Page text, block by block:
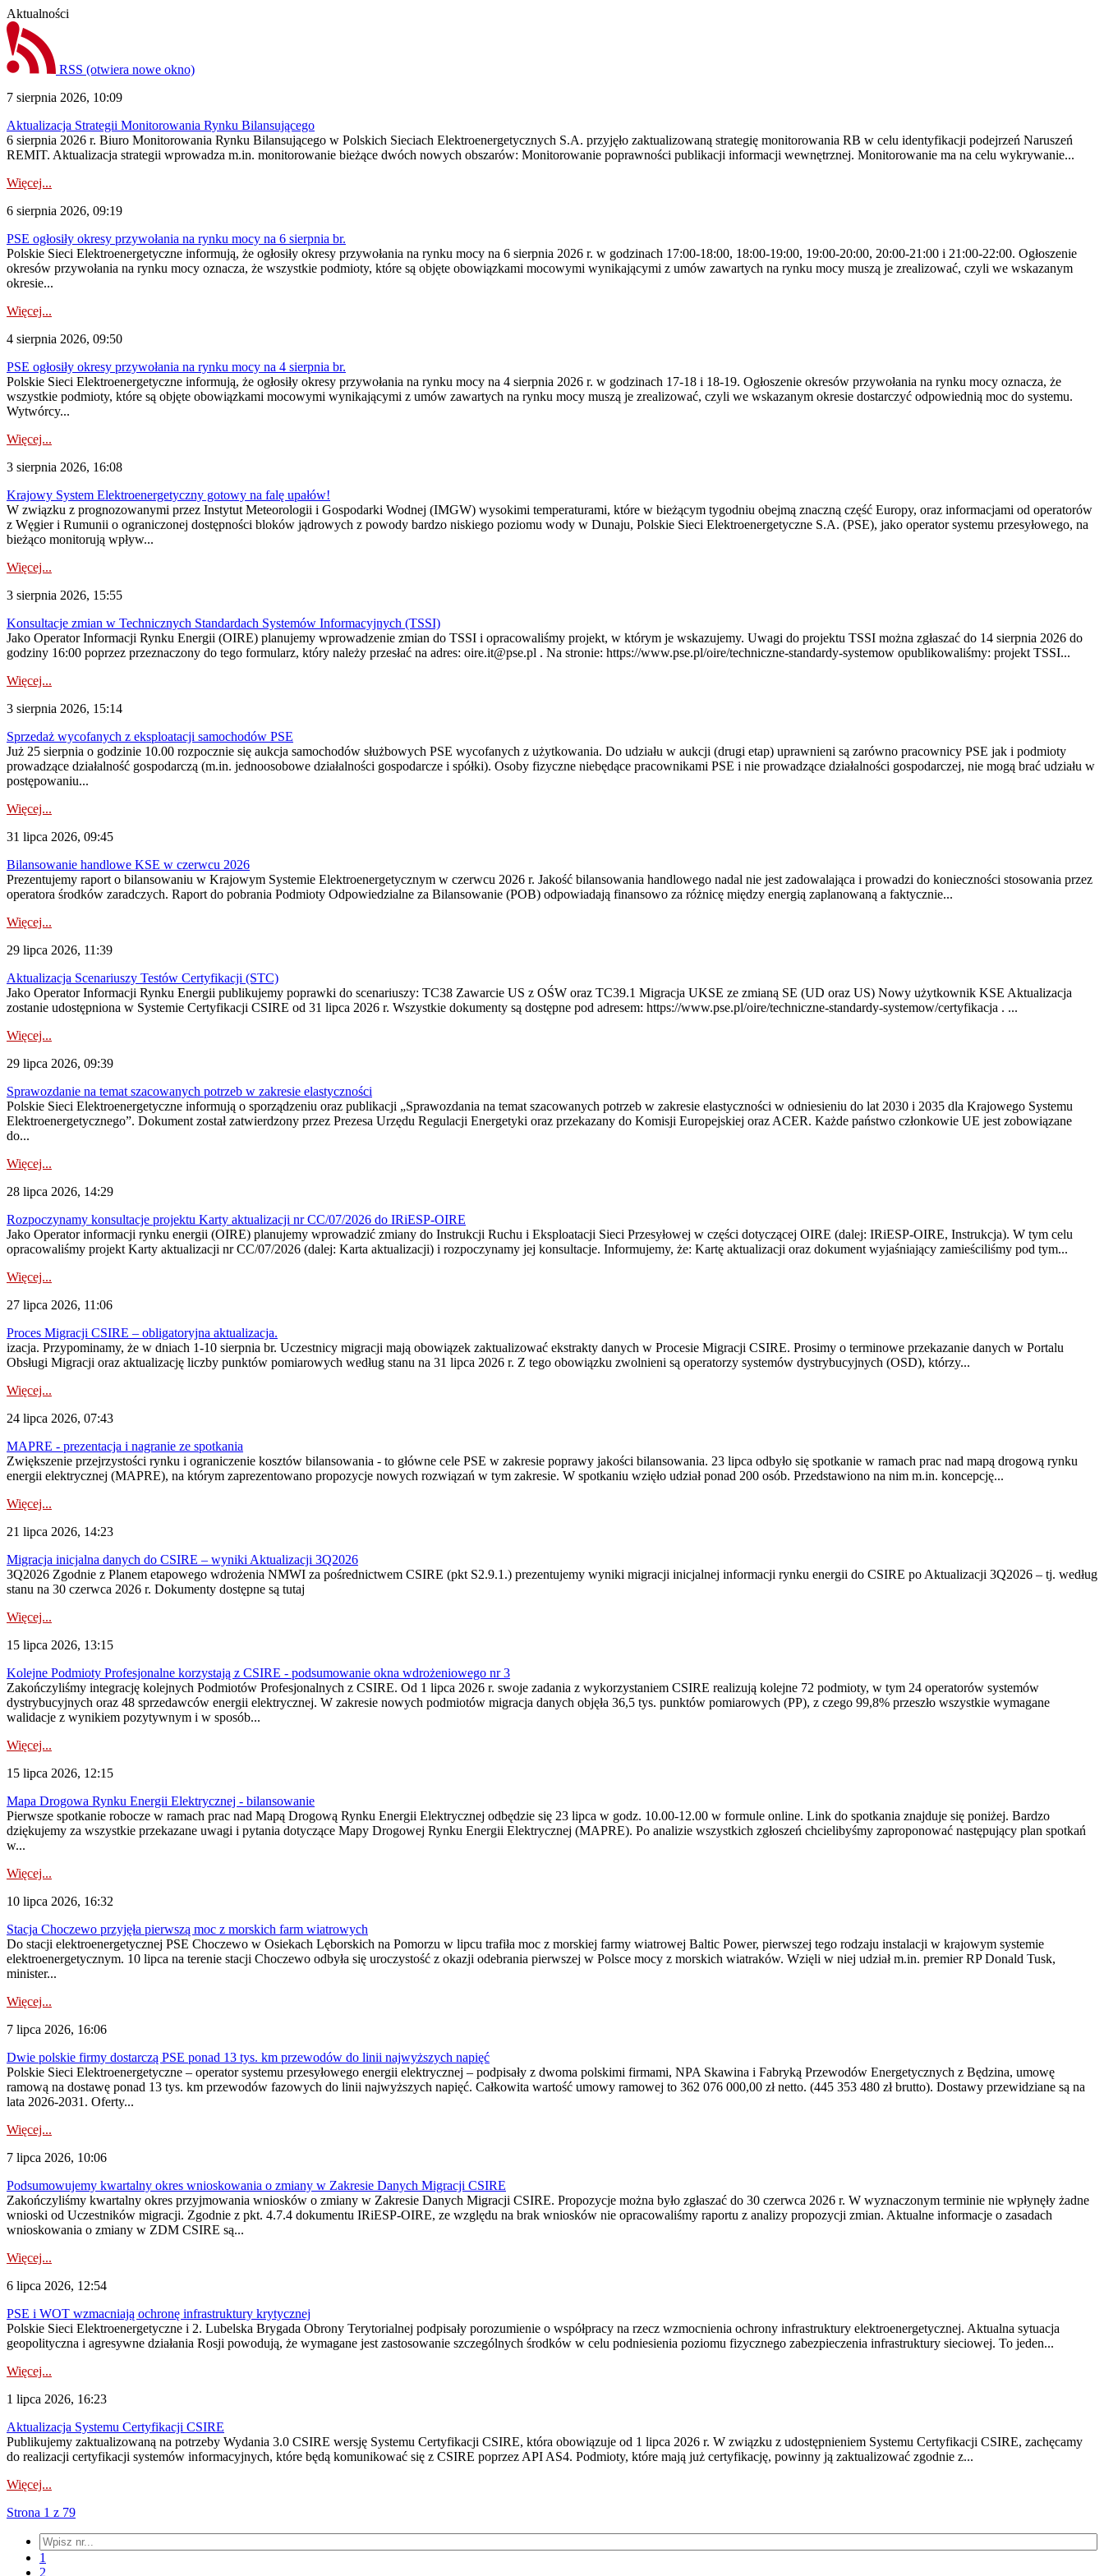
Aktualności
RSS (otwiera nowe okno)
7 sierpnia 2026, 10:09
Aktualizacja Strategii Monitorowania Rynku Bilansującego
6 sierpnia 2026 r. Biuro Monitorowania Rynku Bilansującego w Polskich Sieciach Elektroenergetycznych S.A. przyjęło zaktualizowaną strategię monitorowania RB w celu identyfikacji podejrzeń Naruszeń
REMIT. Aktualizacja strategii wprowadza m.in. monitorowanie bieżące dwóch nowych obszarów: Monitorowanie poprawności publikacji informacji wewnętrznej. Monitorowanie ma na celu wykrywanie...
Więcej...
6 sierpnia 2026, 09:19
PSE ogłosiły okresy przywołania na rynku mocy na 6 sierpnia br.
Polskie Sieci Elektroenergetyczne informują, że ogłosiły okresy przywołania na rynku mocy na 6 sierpnia 2026 r. w godzinach 17:00-18:00, 18:00-19:00, 19:00-20:00, 20:00-21:00 i 21:00-22:00. Ogłoszenie
okresów przywołania na rynku mocy oznacza, że wszystkie podmioty, które są objęte obowiązkami mocowymi wynikającymi z umów zawartych na rynku mocy muszą je zrealizować, czyli we wskazanym
okresie...
Więcej...
4 sierpnia 2026, 09:50
PSE ogłosiły okresy przywołania na rynku mocy na 4 sierpnia br.
Polskie Sieci Elektroenergetyczne informują, że ogłosiły okresy przywołania na rynku mocy na 4 sierpnia 2026 r. w godzinach 17-18 i 18-19. Ogłoszenie okresów przywołania na rynku mocy oznacza, że
wszystkie podmioty, które są objęte obowiązkami mocowymi wynikającymi z umów zawartych na rynku mocy muszą je zrealizować, czyli we wskazanym okresie dostarczyć odpowiednią moc do systemu.
Wytwórcy...
Więcej...
3 sierpnia 2026, 16:08
Krajowy System Elektroenergetyczny gotowy na falę upałów!
W związku z prognozowanymi przez Instytut Meteorologii i Gospodarki Wodnej (IMGW) wysokimi temperaturami, które w bieżącym tygodniu obejmą znaczną część Europy, oraz informacjami od operatorów
z Węgier i Rumunii o ograniczonej dostępności bloków jądrowych z powody bardzo niskiego poziomu wody w Dunaju, Polskie Sieci Elektroenergetyczne S.A. (PSE), jako operator systemu przesyłowego, na
bieżąco monitorują wpływ...
Więcej...
3 sierpnia 2026, 15:55
Konsultacje zmian w Technicznych Standardach Systemów Informacyjnych (TSSI)
Jako Operator Informacji Rynku Energii (OIRE) planujemy wprowadzenie zmian do TSSI i opracowaliśmy projekt, w którym je wskazujemy. Uwagi do projektu TSSI można zgłaszać do 14 sierpnia 2026 do
godziny 16:00 poprzez przeznaczony do tego formularz, który należy przesłać na adres: oire.it@pse.pl . Na stronie: https://www.pse.pl/oire/techniczne-standardy-systemow opublikowaliśmy: projekt TSSI...
Więcej...
3 sierpnia 2026, 15:14
Sprzedaż wycofanych z eksploatacji samochodów PSE
Już 25 sierpnia o godzinie 10.00 rozpocznie się aukcja samochodów służbowych PSE wycofanych z użytkowania. Do udziału w aukcji (drugi etap) uprawnieni są zarówno pracownicy PSE jak i podmioty
prowadzące działalność gospodarczą (m.in. jednoosobowe działalności gospodarcze i spółki). Osoby fizyczne niebędące pracownikami PSE i nie prowadzące działalności gospodarczej, nie mogą brać udziału w
postępowaniu...
Więcej...
31 lipca 2026, 09:45
Bilansowanie handlowe KSE w czerwcu 2026
Prezentujemy raport o bilansowaniu w Krajowym Systemie Elektroenergetycznym w czerwcu 2026 r. Jakość bilansowania handlowego nadal nie jest zadowalająca i prowadzi do konieczności stosowania przez
operatora środków zaradczych. Raport do pobrania Podmioty Odpowiedzialne za Bilansowanie (POB) odpowiadają finansowo za różnicę między energią zaplanowaną a faktycznie...
Więcej...
29 lipca 2026, 11:39
Aktualizacja Scenariuszy Testów Certyfikacji (STC)
Jako Operator Informacji Rynku Energii publikujemy poprawki do scenariuszy: TC38 Zawarcie US z OŚW oraz TC39.1 Migracja UKSE ze zmianą SE (UD oraz US) Nowy użytkownik KSE Aktualizacja
zostanie udostępniona w Systemie Certyfikacji CSIRE od 31 lipca 2026 r. Wszystkie dokumenty są dostępne pod adresem: https://www.pse.pl/oire/techniczne-standardy-systemow/certyfikacja . ...
Więcej...
29 lipca 2026, 09:39
Sprawozdanie na temat szacowanych potrzeb w zakresie elastyczności
Polskie Sieci Elektroenergetyczne informują o sporządzeniu oraz publikacji „Sprawozdania na temat szacowanych potrzeb w zakresie elastyczności w odniesieniu do lat 2030 i 2035 dla Krajowego Systemu
Elektroenergetycznego”. Dokument został zatwierdzony przez Prezesa Urzędu Regulacji Energetyki oraz przekazany do Komisji Europejskiej oraz ACER. Każde państwo członkowie UE jest zobowiązane
do...
Więcej...
28 lipca 2026, 14:29
Rozpoczynamy konsultacje projektu Karty aktualizacji nr CC/07/2026 do IRiESP-OIRE
Jako Operator informacji rynku energii (OIRE) planujemy wprowadzić zmiany do Instrukcji Ruchu i Eksploatacji Sieci Przesyłowej w części dotyczącej OIRE (dalej: IRiESP-OIRE, Instrukcja). W tym celu
opracowaliśmy projekt Karty aktualizacji nr CC/07/2026 (dalej: Karta aktualizacji) i rozpoczynamy jej konsultacje. Informujemy, że: Kartę aktualizacji oraz dokument wyjaśniający zamieściliśmy pod tym...
Więcej...
27 lipca 2026, 11:06
Proces Migracji CSIRE – obligatoryjna aktualizacja.
izacja. Przypominamy, że w dniach 1-10 sierpnia br. Uczestnicy migracji mają obowiązek zaktualizować ekstrakty danych w Procesie Migracji CSIRE. Prosimy o terminowe przekazanie danych w Portalu
Obsługi Migracji oraz aktualizację liczby punktów pomiarowych według stanu na 31 lipca 2026 r. Z tego obowiązku zwolnieni są operatorzy systemów dystrybucyjnych (OSD), którzy...
Więcej...
24 lipca 2026, 07:43
MAPRE - prezentacja i nagranie ze spotkania
Zwiększenie przejrzystości rynku i ograniczenie kosztów bilansowania - to główne cele PSE w zakresie poprawy jakości bilansowania. 23 lipca odbyło się spotkanie w ramach prac nad mapą drogową rynku
energii elektrycznej (MAPRE), na którym zaprezentowano propozycje nowych rozwiązań w tym zakresie. W spotkaniu wzięło udział ponad 200 osób. Przedstawiono na nim m.in. koncepcję...
Więcej...
21 lipca 2026, 14:23
Migracja inicjalna danych do CSIRE – wyniki Aktualizacji 3Q2026
3Q2026 Zgodnie z Planem etapowego wdrożenia NMWI za pośrednictwem CSIRE (pkt S2.9.1.) prezentujemy wyniki migracji inicjalnej informacji rynku energii do CSIRE po Aktualizacji 3Q2026 – tj. według
stanu na 30 czerwca 2026 r. Dokumenty dostępne są tutaj
Więcej...
15 lipca 2026, 13:15
Kolejne Podmioty Profesjonalne korzystają z CSIRE - podsumowanie okna wdrożeniowego nr 3
Zakończyliśmy integrację kolejnych Podmiotów Profesjonalnych z CSIRE. Od 1 lipca 2026 r. swoje zadania z wykorzystaniem CSIRE realizują kolejne 72 podmioty, w tym 24 operatorów systemów
dystrybucyjnych oraz 48 sprzedawców energii elektrycznej. W zakresie nowych podmiotów migracja danych objęła 36,5 tys. punktów pomiarowych (PP), z czego 99,8% przeszło wszystkie wymagane
walidacje z wynikiem pozytywnym i w sposób...
Więcej...
15 lipca 2026, 12:15
Mapa Drogowa Rynku Energii Elektrycznej - bilansowanie
Pierwsze spotkanie robocze w ramach prac nad Mapą Drogową Rynku Energii Elektrycznej odbędzie się 23 lipca w godz. 10.00-12.00 w formule online. Link do spotkania znajduje się poniżej. Bardzo
dziękujemy za wszystkie przekazane uwagi i pytania dotyczące Mapy Drogowej Rynku Energii Elektrycznej (MAPRE). Po analizie wszystkich zgłoszeń chcielibyśmy zaproponować następujący plan spotkań
w...
Więcej...
10 lipca 2026, 16:32
Stacja Choczewo przyjęła pierwszą moc z morskich farm wiatrowych
Do stacji elektroenergetycznej PSE Choczewo w Osiekach Lęborskich na Pomorzu w lipcu trafiła moc z morskiej farmy wiatrowej Baltic Power, pierwszej tego rodzaju instalacji w krajowym systemie
elektroenergetycznym. 10 lipca na terenie stacji Choczewo odbyła się uroczystość z okazji odebrania pierwszej w Polsce mocy z morskich wiatraków. Wzięli w niej udział m.in. premier RP Donald Tusk,
minister...
Więcej...
7 lipca 2026, 16:06
Dwie polskie firmy dostarczą PSE ponad 13 tys. km przewodów do linii najwyższych napięć
Polskie Sieci Elektroenergetyczne – operator systemu przesyłowego energii elektrycznej – podpisały z dwoma polskimi firmami, NPA Skawina i Fabryką Przewodów Energetycznych z Będzina, umowę
ramową na dostawę ponad 13 tys. km przewodów fazowych do linii najwyższych napięć. Całkowita wartość umowy ramowej to 362 076 000,00 zł netto. (445 353 480 zł brutto). Dostawy przewidziane są na
lata 2026-2031. Oferty...
Więcej...
7 lipca 2026, 10:06
Podsumowujemy kwartalny okres wnioskowania o zmiany w Zakresie Danych Migracji CSIRE
Zakończyliśmy kwartalny okres przyjmowania wniosków o zmiany w Zakresie Danych Migracji CSIRE. Propozycje można było zgłaszać do 30 czerwca 2026 r. W wyznaczonym terminie nie wpłynęły żadne
wnioski od Uczestników migracji. Zgodnie z pkt. 4.7.4 dokumentu IRiESP-OIRE, ze względu na brak wniosków nie opracowaliśmy raportu z analizy propozycji zmian. Aktualne informacje o zasadach
wnioskowania o zmiany w ZDM CSIRE są...
Więcej...
6 lipca 2026, 12:54
PSE i WOT wzmacniają ochronę infrastruktury krytycznej
Polskie Sieci Elektroenergetyczne i 2. Lubelska Brygada Obrony Terytorialnej podpisały porozumienie o współpracy na rzecz wzmocnienia ochrony infrastruktury elektroenergetycznej. Aktualna sytuacja
geopolityczna i agresywne działania Rosji powodują, że wymagane jest zastosowanie szczególnych środków w celu podniesienia poziomu fizycznego zabezpieczenia infrastruktury sieciowej. To jeden...
Więcej...
1 lipca 2026, 16:23
Aktualizacja Systemu Certyfikacji CSIRE
Publikujemy zaktualizowaną na potrzeby Wydania 3.0 CSIRE wersję Systemu Certyfikacji CSIRE, która obowiązuje od 1 lipca 2026 r. W związku z udostępnieniem Systemu Certyfikacji CSIRE, zachęcamy
do realizacji certyfikacji systemów informacyjnych, które będą komunikować się z CSIRE poprzez API AS4. Podmioty, które mają już certyfikację, powinny ją zaktualizować zgodnie z...
Więcej...
Strona 1 z 79
1
2